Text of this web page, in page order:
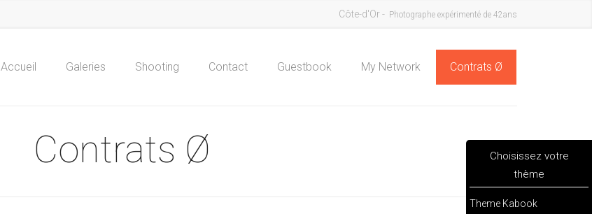
Côte-d'Or - Photographe expérimenté de 42ans
Accueil Galeries Shooting Contact Guestbook My Network Contrats Ø
Contrats Ø
Choisissez votre
thème
Theme Kabook